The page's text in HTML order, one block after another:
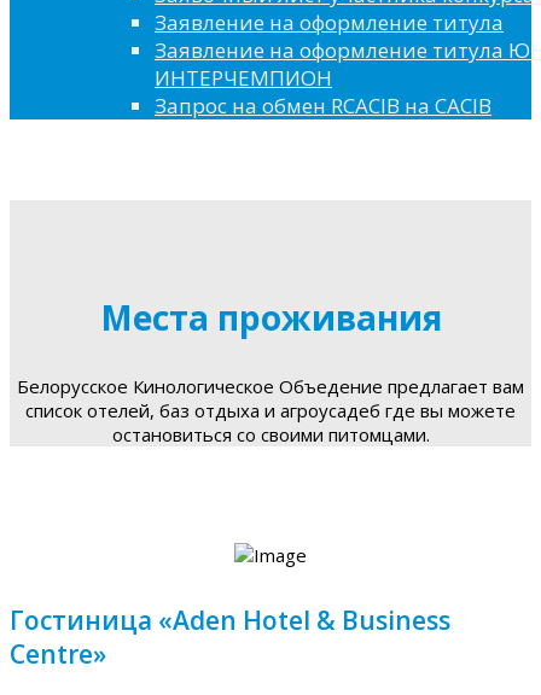
Заявление на оформление титула
Заявление на оформление титула
ИНТЕРЧЕМПИОН
Запрос на обмен RCACIB на CACIB
Места проживания
Белорусское Кинологическое Объедение предлагает вам
список отелей, баз отдыха и агроусадеб где вы можете
остановиться со своими питомцами.
Гостиница «Aden Hotel & Business
Centre»